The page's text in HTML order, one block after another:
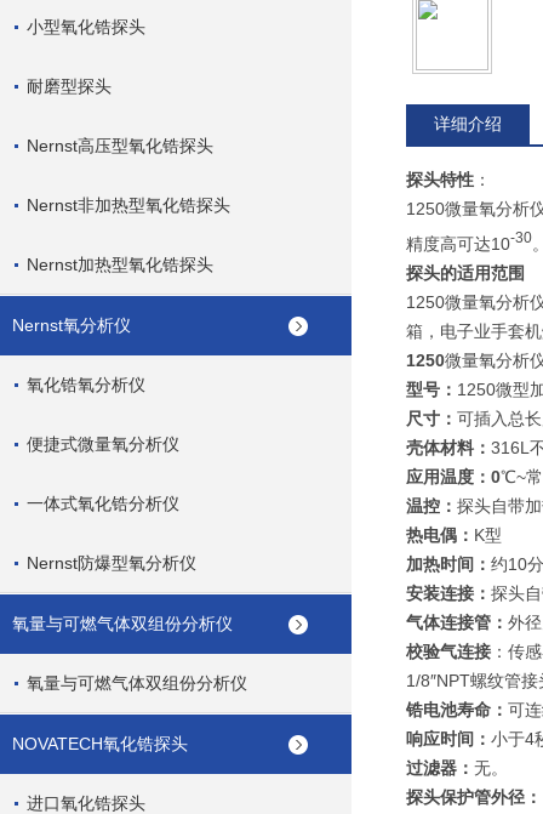
小型氧化锆探头
耐磨型探头
Nernst高压型氧化锆探头
Nernst非加热型氧化锆探头
Nernst加热型氧化锆探头
Nernst氧分析仪
氧化锆氧分析仪
便捷式微量氧分析仪
一体式氧化锆分析仪
Nernst防爆型氧分析仪
氧量与可燃气体双组份分析仪
氧量与可燃气体双组份分析仪
NOVATECH氧化锆探头
进口氧化锆探头
详细介绍
探头特性 ：
1250微量氧分析
精度高可达10-30
探头的适用范围
1250微量氧分析
箱，电子业手套
1250微量氧分析
型号： 1250微型
尺寸： 可插入总
壳体材料： 316L
应用温度：0℃~
温控： 探头自带
热电偶： K型
加热时间： 约10
安装连接： 探头
气体连接管： 外
校验气连接 ：传
1/8″NPT螺纹管
锆电池寿命： 可
响应时间： 小于4
过滤器： 无。
探头保护管外径：